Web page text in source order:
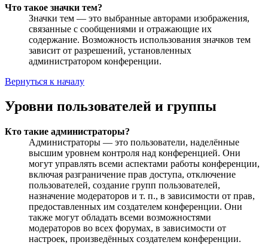
Что такое значки тем?
Значки тем — это выбранные авторами изображения,
связанные с сообщениями и отражающие их
содержание. Возможность использования значков тем
зависит от разрешений, установленных
администратором конференции.
Вернуться к началу
Уровни пользователей и группы
Кто такие администраторы?
Администраторы — это пользователи, наделённые
высшим уровнем контроля над конференцией. Они
могут управлять всеми аспектами работы конференции,
включая разграничение прав доступа, отключение
пользователей, создание групп пользователей,
назначение модераторов и т. п., в зависимости от прав,
предоставленных им создателем конференции. Они
также могут обладать всеми возможностями
модераторов во всех форумах, в зависимости от
настроек, произведённых создателем конференции.